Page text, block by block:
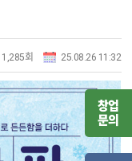
1,285회 25.08.26 11:32
창업
문의